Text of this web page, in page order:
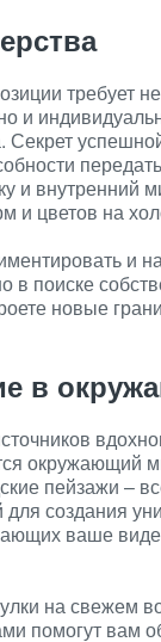
требует
и
Секрет
и внутренний
и цветов на
и
в поиске
новые
в
окружающий
пейзажи –
для создания
ваше
на свежем
помогут вам